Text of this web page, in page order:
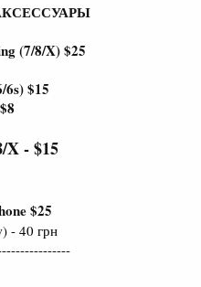
(7/8/X) $25
6s) $15
X - $15
$25
- 40 грн